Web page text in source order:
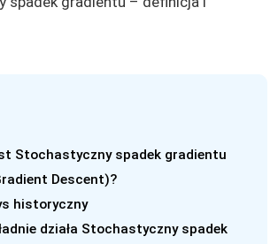
Stochastyczny spadek gradientu
Descent)?
historyczny
działa Stochastyczny spadek